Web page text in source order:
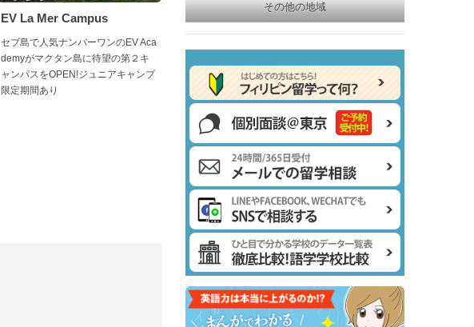
EV La Mer Campus
セブ島で人気ナンバーワンのEV Aca
demyがマクタン島に待望の第２キ
ャンパスをOPEN!ジュニアキャンプ
限定期間あり
その他の地域